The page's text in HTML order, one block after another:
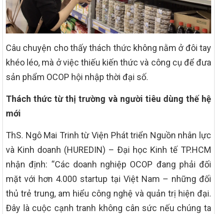
Câu chuyện cho thấy thách thức không nằm ở đôi tay
khéo léo, mà ở việc thiếu kiến thức và công cụ để đưa
sản phẩm OCOP hội nhập thời đại số.
Thách thức từ thị trường và người tiêu dùng thế hệ
mới
ThS. Ngô Mai Trinh từ Viện Phát triển Nguồn nhân lực
và Kinh doanh (HUREDIN) – Đại học Kinh tế TP.HCM
nhận định: “Các doanh nghiệp OCOP đang phải đối
mặt với hơn 4.000 startup tại Việt Nam – những đối
thủ trẻ trung, am hiểu công nghệ và quản trị hiện đại.
Đây là cuộc cạnh tranh không cân sức nếu chúng ta